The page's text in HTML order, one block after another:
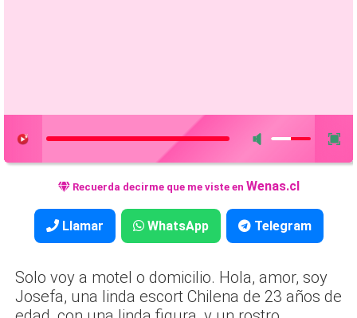
Recuerda decirme que me viste en Wenas.cl
Llamar WhatsApp Telegram
Solo voy a motel o domicilio. Hola, amor, soy
Josefa, una linda escort Chilena de 23 años de